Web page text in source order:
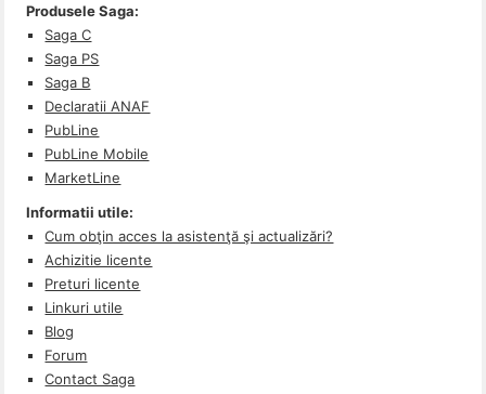
Produsele Saga:
Saga C
Saga PS
Saga B
Declaratii ANAF
PubLine
PubLine Mobile
MarketLine
Informatii utile:
Cum obţin acces la asistenţă şi actualizări?
Achizitie licente
Preturi licente
Linkuri utile
Blog
Forum
Contact Saga